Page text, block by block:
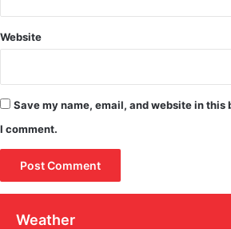
Website
Save my name, email, and website in this
I comment.
Weather